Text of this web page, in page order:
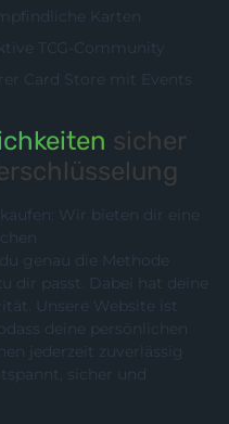
Karten
TCG-Community
Card Store mit Events
sicher
Wir bieten dir eine
dir passt. Dabei hat deine
ist
deine persönlichen
sicher und